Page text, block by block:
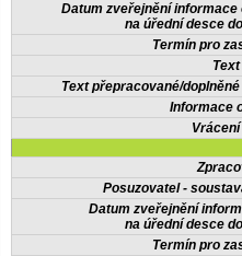
Datum zveřejnění informace
na úřední desce
Termín pro
Text přepracované/
Informace
Posuzovatel -
Datum zveřejnění
na úřední desce
Termín pro